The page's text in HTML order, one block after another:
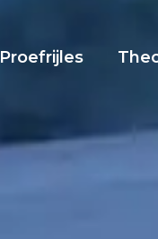
Proefrijles